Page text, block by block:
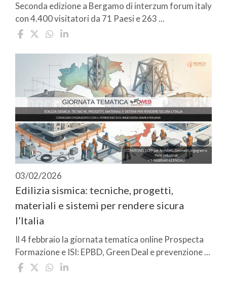
Seconda edizione a Bergamo di interzum forum italy
con 4.400 visitatori da 71 Paesi e 263 ...
03/02/2026
Edilizia sismica: tecniche, progetti,
materiali e sistemi per rendere sicura
l’Italia
Il 4 febbraio la giornata tematica online Prospecta
Formazione e ISI: EPBD, Green Deal e prevenzione ...